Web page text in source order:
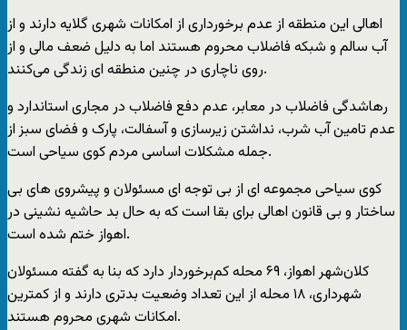
اهالی این منطقه از عدم برخورداری از امکانات شهری گلایه دارند و از
آب سالم و شبکه فاضلاب محروم هستند اما به دلیل ضعف مالی و از
روی ناچاری در چنین منطقه ای زندگی می‌کنند.
رهاشدگی فاضلاب در معابر، عدم دفع فاضلاب در مجاری استاندارد و
عدم تامین آب شرب، نداشتن زیرسازی و آسفالت، پارک و فضای سبز از
جمله مشکلات اساسی مردم کوی سیاحی است.
کوی سیاحی مجموعه ای از بی توجه ای مسئولان و پیشروی های بی
ساختار و بی قانون اهالی برای بقا است که به حال بد حاشیه نشینی در
اهواز ختم شده است.
کلان‌شهر اهواز، ۶۹ محله کم‌برخوردار دارد که بنا به گفته مسئولان
شهرداری، ۱۸ محله از این تعداد وضعیت بدتری دارند و از کمترین
امکانات شهری محروم هستند.